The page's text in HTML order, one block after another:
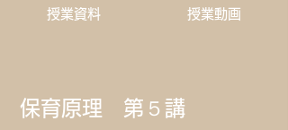
​授業資料 ​授業動画
保育原理 第５講